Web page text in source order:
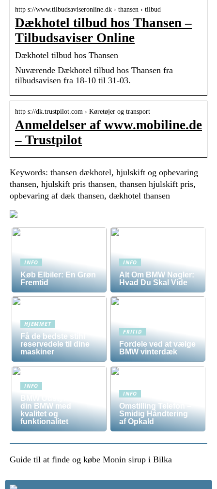
http s://www.tilbudsaviseronline.dk › thansen › tilbud
Dækhotel tilbud hos Thansen –
Tilbudsaviser Online
Dækhotel tilbud hos Thansen
Nuværende Dækhotel tilbud hos Thansen fra
tilbudsavisen fra 18-10 til 31-03.
http s://dk.trustpilot.com › Køretøjer og transport
Anmeldelser af www.mobiline.de
– Trustpilot
Keywords: thansen dækhotel, hjulskift og opbevaring
thansen, hjulskift pris thansen, thansen hjulskift pris,
opbevaring af dæk thansen, dækhotel thansen
INFO
Køb Elbiler: En Grøn
Fremtid
INFO
Alt Om BMW Nøgler:
Hvad Du Skal Vide
HJEMMET
Få de bedste stihl
reservedele til dine
maskiner
FRITID
Fordele ved at vælge
BMW vinterdæk
INFO
BMW Udstyr – Tilpas
din BMW med
kvalitet og
funktionalitet
INFO
Omstilling Telefon –
Smidig Håndtering
af Opkald
Guide til at finde og købe Monin sirup i Bilka